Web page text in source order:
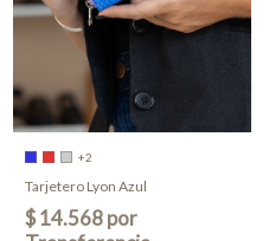
+2
Tarjetero Lyon Azul